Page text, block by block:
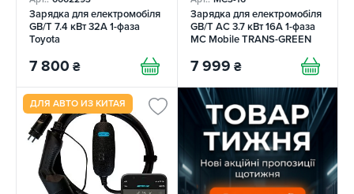
Зарядка для електромобіля
GB/T 7.4 кВт 32A 1-фаза
Toyota
7 800 ₴
Зарядка для електромобіля
GB/T AC 3.7 кВт 16A 1-фаза
MC Mobile TRANS-GREEN
7 999 ₴
ДЛЯ АВТО ИЗ КИТАЯ